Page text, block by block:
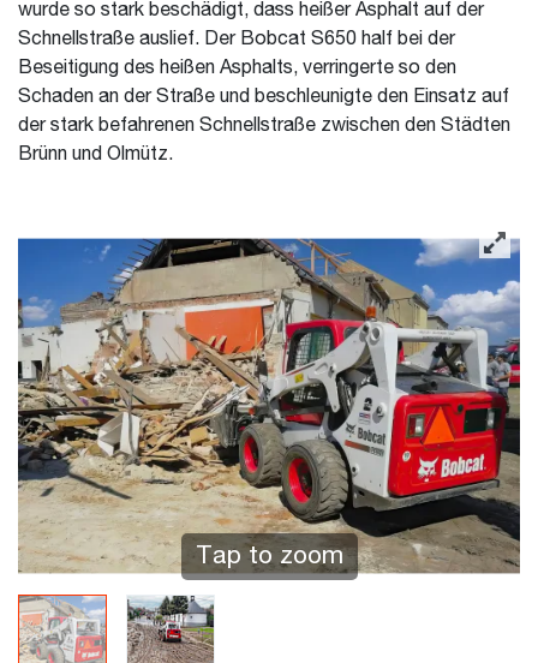
wurde so stark beschädigt, dass heißer Asphalt auf der
Schnellstraße auslief. Der Bobcat S650 half bei der
Beseitigung des heißen Asphalts, verringerte so den
Schaden an der Straße und beschleunigte den Einsatz auf
der stark befahrenen Schnellstraße zwischen den Städten
Brünn und Olmütz.
Tap to zoom